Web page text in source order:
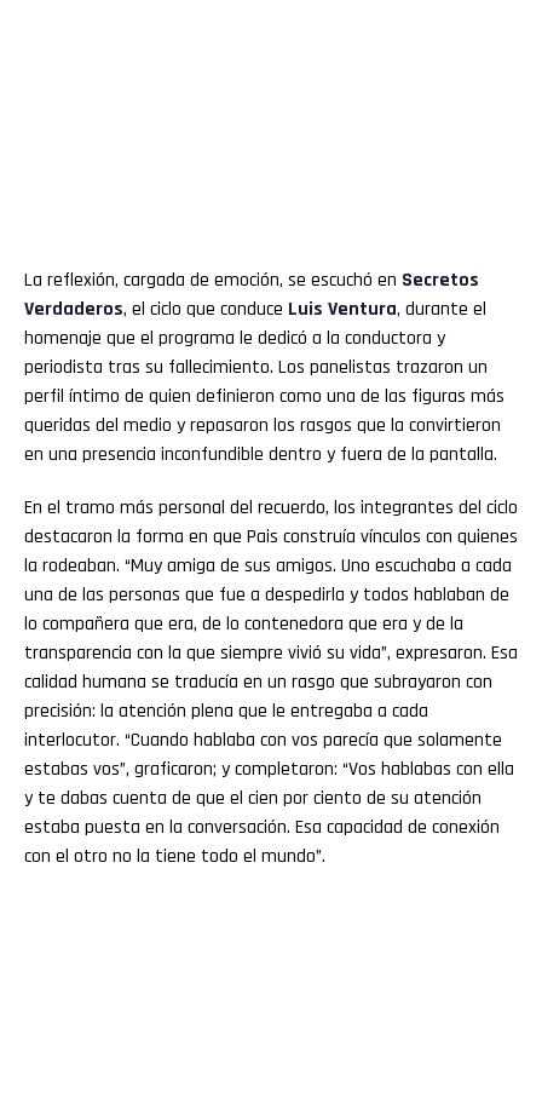
La reflexión, cargada de emoción, se escuchó en Secretos
Verdaderos, el ciclo que conduce Luis Ventura, durante el
homenaje que el programa le dedicó a la conductora y
periodista tras su fallecimiento. Los panelistas trazaron un
perfil íntimo de quien definieron como una de las figuras más
queridas del medio y repasaron los rasgos que la convirtieron
en una presencia inconfundible dentro y fuera de la pantalla.
En el tramo más personal del recuerdo, los integrantes del ciclo
destacaron la forma en que Pais construía vínculos con quienes
la rodeaban. “Muy amiga de sus amigos. Uno escuchaba a cada
una de las personas que fue a despedirla y todos hablaban de
lo compañera que era, de lo contenedora que era y de la
transparencia con la que siempre vivió su vida”, expresaron. Esa
calidad humana se traducía en un rasgo que subrayaron con
precisión: la atención plena que le entregaba a cada
interlocutor. “Cuando hablaba con vos parecía que solamente
estabas vos”, graficaron; y completaron: “Vos hablabas con ella
y te dabas cuenta de que el cien por ciento de su atención
estaba puesta en la conversación. Esa capacidad de conexión
con el otro no la tiene todo el mundo”.